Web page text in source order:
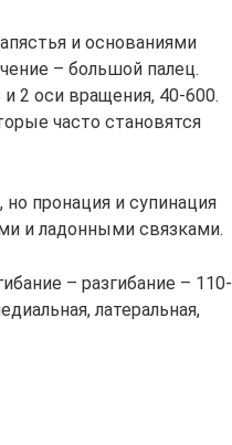
и основаниями
– большой палец.
2 оси вращения, 40-600.
часто становятся
пронация и супинация
и ладонными связками.
– разгибание – 110-
латеральная,